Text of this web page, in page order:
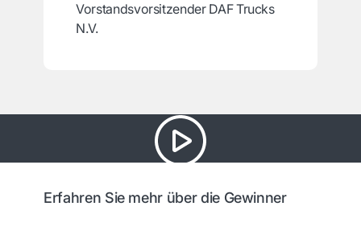
Vorstandsvorsitzender DAF Trucks
N.V.
Erfahren Sie mehr über die Gewinner